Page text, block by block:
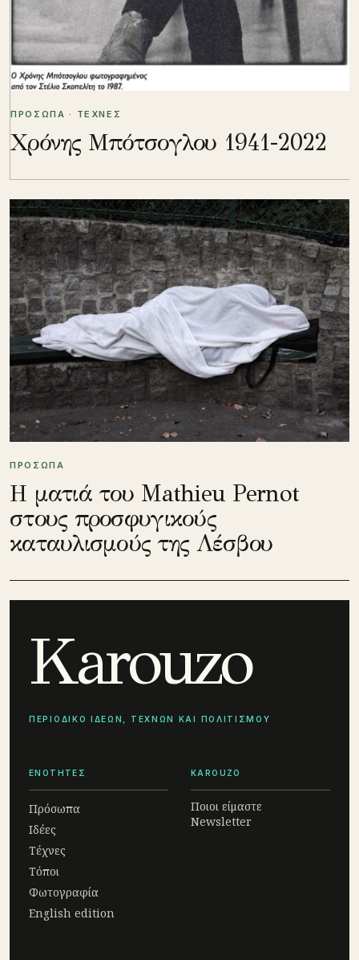
ΠΡΟΣΩΠΑ · ΤΕΧΝΕΣ
Χρόνης Μπότσογλου 1941-2022
ΠΡΟΣΩΠΑ
Η ματιά του Mathieu Pernot
στους προσφυγικούς
καταυλισμούς της Λέσβου
Karouzo
ΠΕΡΙΟΔΙΚΟ ΙΔΕΩΝ, ΤΕΧΝΩΝ ΚΑΙ ΠΟΛΙΤΙΣΜΟΥ
ΕΝΟΤΗΤΕΣ
Πρόσωπα
Ιδέες
Τέχνες
Τόποι
Φωτογραφία
English edition
KAROUZO
Ποιοι είμαστε
Newsletter